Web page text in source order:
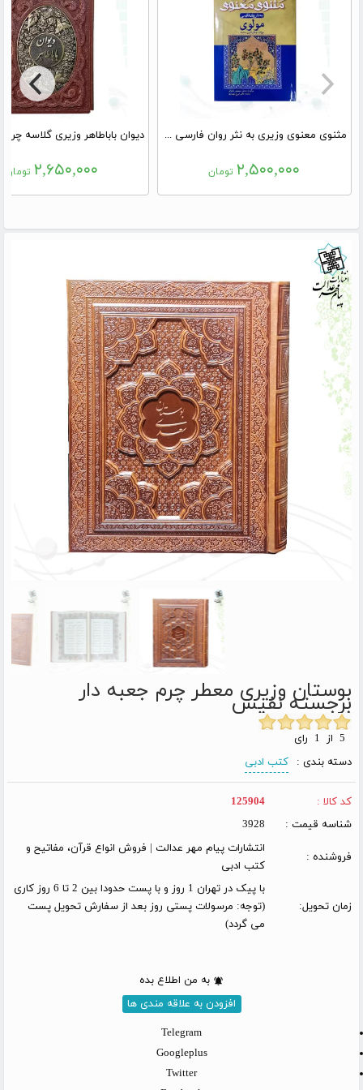
مثنوی معنوی وزیری به نثر روان فارسی جلد سلفون
۲,۵۰۰,۰۰۰ تومان ۲,۶۵۰,۰۰۰ تومان
بوستان وزیری معطر چرم جعبه دار
برجسته نفیس
دسته بندی :
کتب ادبی
کد کالا :
125904
شناسه قیمت :
3928
فروشنده :
انتشارات پیام مهر عدالت | فروش انواع قرآن، مفاتیح و
کتب ادبی
زمان تحویل:
با پیک در تهران 1 روز و با پست حدودا بین 2 تا 6 روز کاری
(توجه: مرسولات پستی روز بعد از سفارش تحویل پست
می گردد)
به من اطلاع بده
افزودن به علاقه مندی ها
Telegram
Googleplus
Twitter